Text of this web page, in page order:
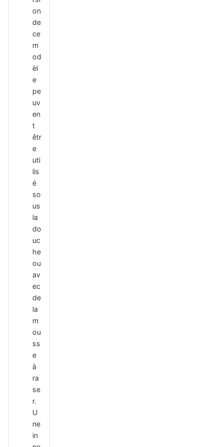
on
de
ce
m
od
èl
e
pe
uv
en
t
êtr
e
uti
lis
é
so
us
la
do
uc
he
ou
av
ec
de
la
m
ou
ss
e
à
ra
se
r.
U
ne
in